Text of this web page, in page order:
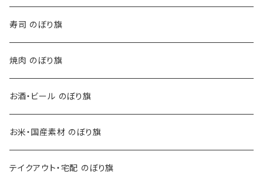
寿司 のぼり旗
焼肉 のぼり旗
お酒・ビール のぼり旗
お米・国産素材 のぼり旗
テイクアウト・宅配 のぼり旗